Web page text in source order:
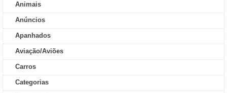
Animais
Anúncios
Apanhados
Aviação/Aviões
Carros
Categorias